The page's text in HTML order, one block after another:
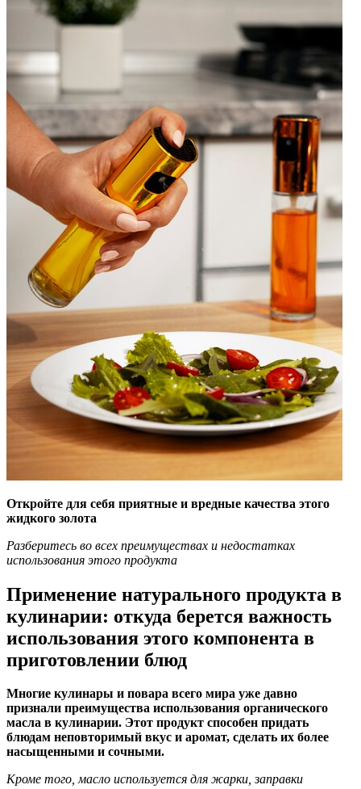
Откройте для себя приятные и вредные качества этого
жидкого золота
Разберитесь во всех преимуществах и недостатках
использования этого продукта
Применение натурального продукта в
кулинарии: откуда берется важность
использования этого компонента в
приготовлении блюд
Многие кулинары и повара всего мира уже давно
признали преимущества использования органического
масла в кулинарии. Этот продукт способен придать
блюдам неповторимый вкус и аромат, сделать их более
насыщенными и сочными.
Кроме того, масло используется для жарки, заправки